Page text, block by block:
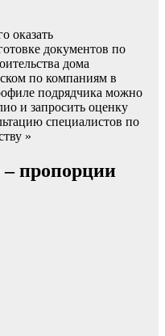
оказать
документов по
дома
по компаниям в
подрядчика можно
и запросить оценку
специалистов по
»
– пропорции